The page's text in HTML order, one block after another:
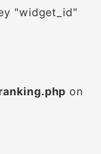
"widget_id"
on